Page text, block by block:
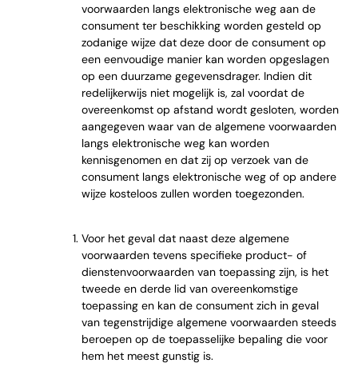
voorwaarden langs elektronische weg aan de
consument ter beschikking worden gesteld op
zodanige wijze dat deze door de consument op
een eenvoudige manier kan worden opgeslagen
op een duurzame gegevensdrager. Indien dit
redelijkerwijs niet mogelijk is, zal voordat de
overeenkomst op afstand wordt gesloten, worden
aangegeven waar van de algemene voorwaarden
langs elektronische weg kan worden
kennisgenomen en dat zij op verzoek van de
consument langs elektronische weg of op andere
wijze kosteloos zullen worden toegezonden.
Voor het geval dat naast deze algemene
voorwaarden tevens specifieke product- of
dienstenvoorwaarden van toepassing zijn, is het
tweede en derde lid van overeenkomstige
toepassing en kan de consument zich in geval
van tegenstrijdige algemene voorwaarden steeds
beroepen op de toepasselijke bepaling die voor
hem het meest gunstig is.